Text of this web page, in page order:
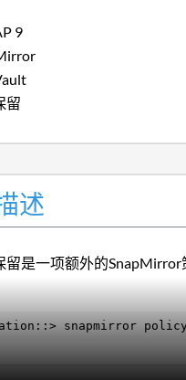
9
留
述
留是一项额外的
snapmirror